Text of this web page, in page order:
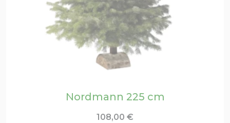
Nordmann 225 cm
108,00 €